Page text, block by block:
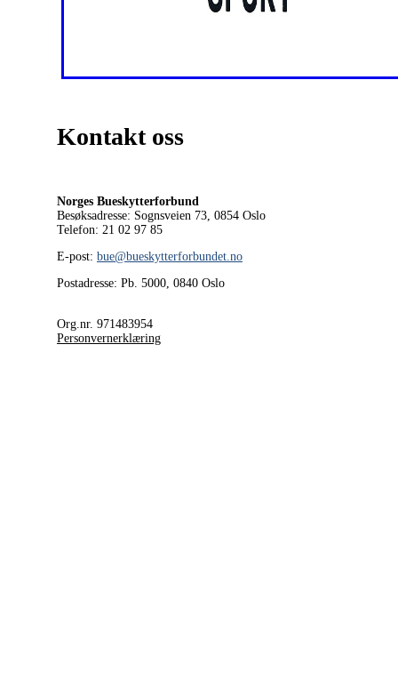
Kontakt oss
Norges Bueskytterforbund
Besøksadresse: Sognsveien 73, 0854 Oslo
Telefon: 21 02 97 85
E-post: bue@bueskytterforbundet.no
Postadresse: Pb. 5000, 0840 Oslo
Org.nr. 971483954
Personvernerklæring